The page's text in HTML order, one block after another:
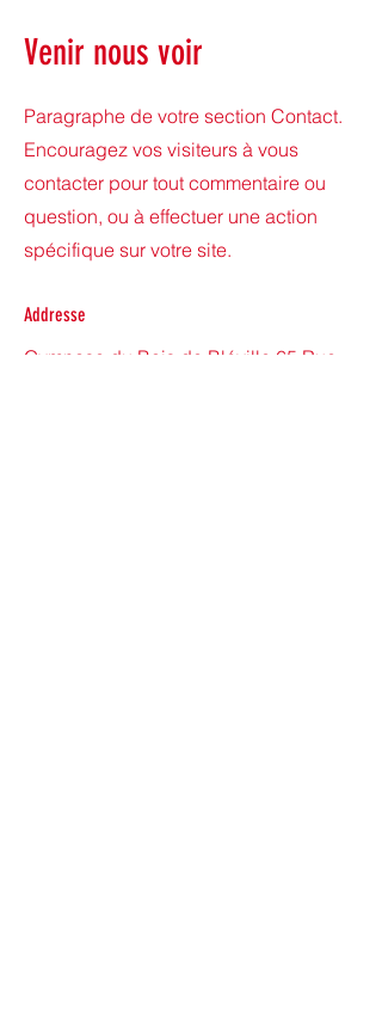
Venir nous voir
Paragraphe de votre section Contact.
Encouragez vos visiteurs à vous
contacter pour tout commentaire ou
question, ou à effectuer une action
spécifique sur votre site.
Addresse
Gymnase du Bois de Bléville 65 Rue